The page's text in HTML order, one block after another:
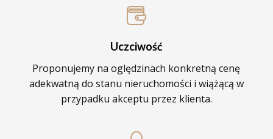
Uczciwość
Proponujemy na oględzinach konkretną cenę
adekwatną do stanu nieruchomości i wiążącą w
przypadku akceptu przez klienta.